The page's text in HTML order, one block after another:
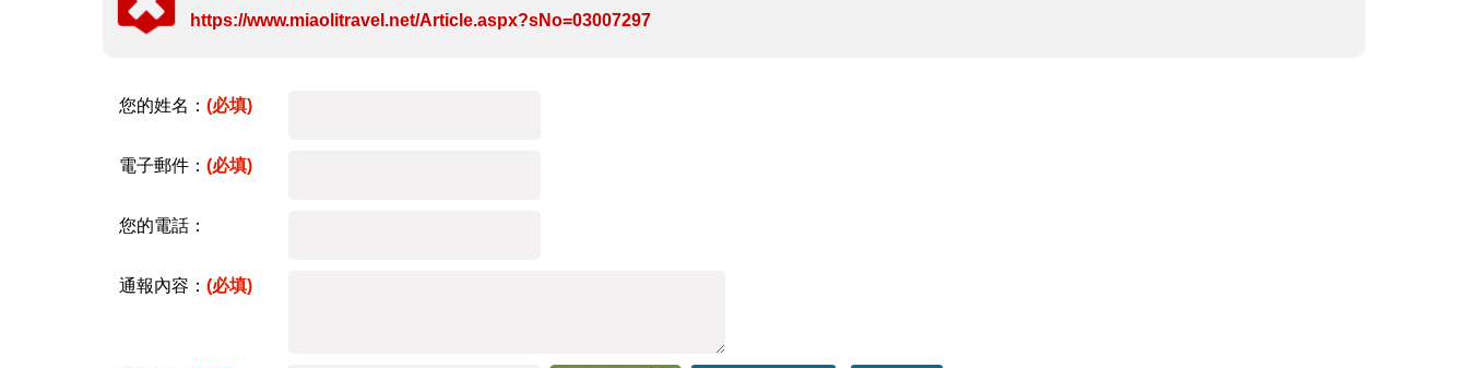
https://www.miaolitravel.net/Article.aspx?sNo=03007297
您的姓名：(必填)
電子郵件：(必填)
您的電話：
通報內容：(必填)